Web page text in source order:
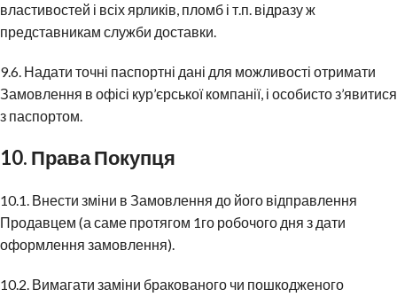
властивостей і всіх ярликів, пломб і т.п. відразу ж
представникам служби доставки.
9.6. Надати точні паспортні дані для можливості отримати
Замовлення в офісі кур’єрської компанії, і особисто з’явитися
з паспортом.
10. Права Покупця
10.1. Внести зміни в Замовлення до його відправлення
Продавцем (а саме протягом 1го робочого дня з дати
оформлення замовлення).
10.2. Вимагати заміни бракованого чи пошкодженого